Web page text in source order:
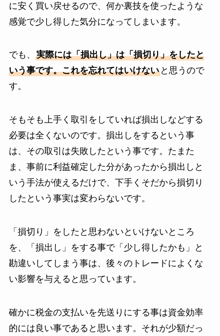
に安く買い戻せるので、何か裏技を使ったような
感覚で少し得した気分になってしまいます。
でも、 実際には「損出し」は「損切り」をしたと
いう事です。これを忘れてはいけないと思うので
す。
そもそも上手く取引をしていれば損出しなどする
必要は全くないのです。損出しをするという事
は、その取引は失敗したという事です。たまた
ま、事前に利益確定した分があったから損出しと
いう手法が使えるだけで、下手くそだから損切り
したという事実は変わらないです。
「損切り」をしたと思わないといけないところ
を、「損出し」をする事で「少し得したかも」と
勘違いしてしまう事は、後々のトレードによくな
い影響を与えると思っています。
確かに税金の支払いを先送りにする事は資金効率
的には良い事であると思います。それが少額だっ